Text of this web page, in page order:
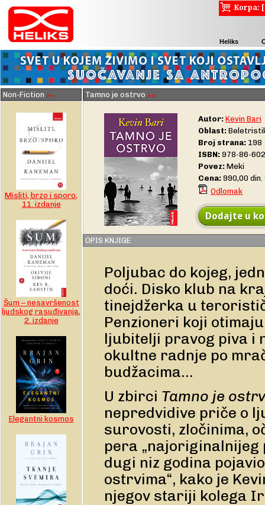
Heliks
Korpa:
Non-Fiction >>
Misliti, brzo i sporo,
11. izdanje
Šum – nesavršenost
ljudskog rasuđivanja,
2. izdanje
Elegantni kosmos
Tamno je ostrvo >>
Autor: Kevin Bari
Oblast:
Broj strana: 198
ISBN: 978-86-
Povez: Meki
Cena: 990,00
Odlomak
Dodajte u
OPIS KNJIGE
Poljubac do kojeg,
doći. Disko klub na
tinejdžerka u
Penzioneri koji
ljubitelji pravog piva i
okultne radnje po
budžacima...
U zbirci Tamno je
nepredvidive priče o
surovosti, zločinima,
pera „najoriginalnijeg
dugi niz godina
ostrvima“, kako je
njegov stariji kolega